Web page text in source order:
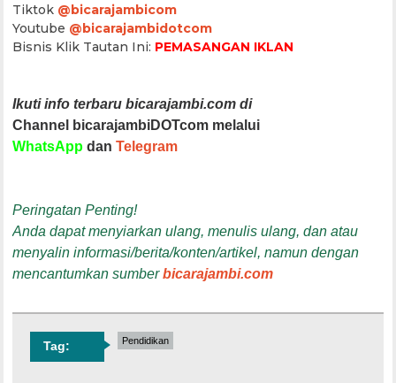
Tiktok @bicarajambicom
Youtube @bicarajambidotcom
Bisnis Klik Tautan Ini: PEMASANGAN IKLAN
Ikuti info terbaru bicarajambi.com di
Channel bicarajambiDOTcom melalui
WhatsApp danTelegram
Peringatan Penting!
Anda dapat menyiarkan ulang, menulis ulang, dan atau
menyalin informasi/berita/konten/artikel, namun dengan
mencantumkan sumberbicarajambi.com
Tag: Pendidikan